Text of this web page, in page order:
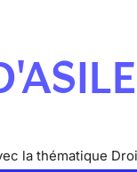
la thématique